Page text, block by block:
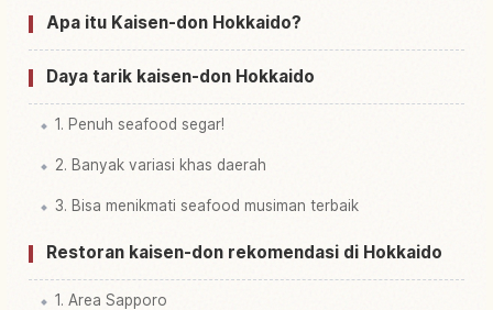
Cari aktivitas di Hokkaido
Apa itu Kaisen-don Hokkaido?
Daya tarik kaisen-don Hokkaido
1. Penuh seafood segar!
2. Banyak variasi khas daerah
3. Bisa menikmati seafood musiman terbaik
Restoran kaisen-don rekomendasi di Hokkaido
1. Area Sapporo